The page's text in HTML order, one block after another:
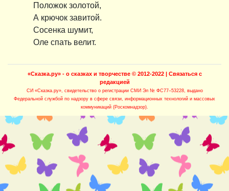
Положок золотой,
А крючок завитой.
Сосенка шумит,
Оле спать велит.
«Сказка.ру» - о сказках и творчестве© 2012-2022 | Связаться с
редакцией
СИ «Сказка.ру», свидетельство о регистрации СМИ Эл № ФС77–53228, выдано
Федеральной службой по надзору в сфере связи, информационных технологий и массовых
коммуникаций (Роскомнадзор).